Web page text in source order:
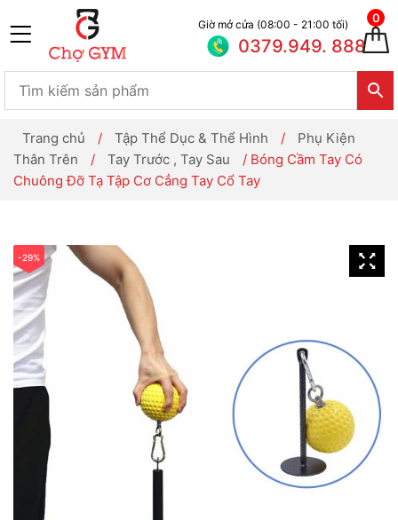
Giờ mở cửa (08:00 - 21:00 tối)
0379.949. 888
0
Trang chủ / Tập Thể Dục & Thể Hình /
Phụ Kiện
Thân Trên
/ Tay Trước , Tay Sau
/ Bóng Cầm Tay Có
Chuông Đỡ Tạ Tập Cơ Cẳng Tay Cổ Tay
-29%